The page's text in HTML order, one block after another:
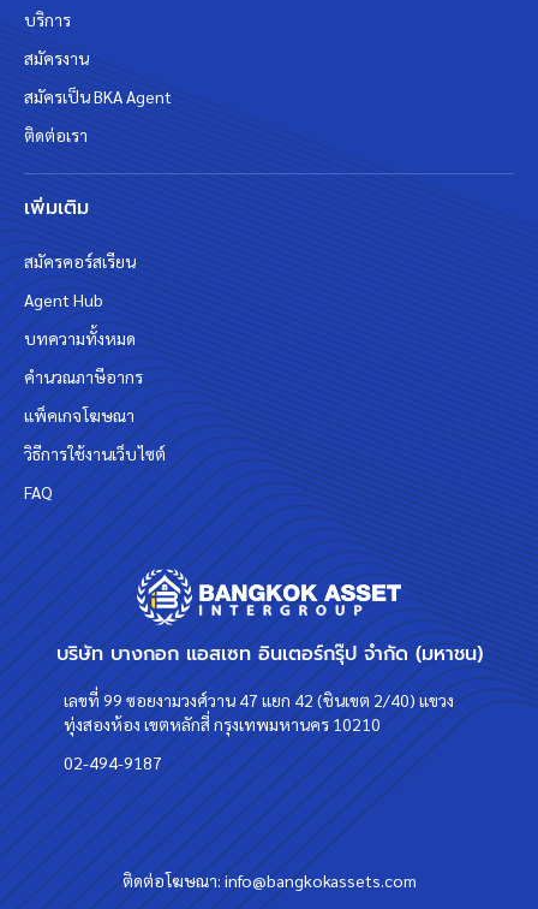
บริษัท บางกอก แอสเซท อินเตอร์กรุ๊ป จำกัด (มหาชน)
เลขที่ 99 ซอยงามวงศ์วาน 47 แยก 42 (ชินเขต 2/40) แขวง
ทุ่งสองห้อง เขตหลักสี่ กรุงเทพมหานคร 10210
02-494-9187
ติดต่อโฆษณา:info@bangkokassets.com
บริการ
สมัครงาน
สมัครเป็น BKA Agent
ติดต่อเรา
เพิ่มเติม
สมัครคอร์สเรียน
Agent Hub
บทความทั้งหมด
คำนวณภาษีอากร
แพ็คเกจโฆษณา
วิธีการใช้งานเว็บไซต์
FAQ